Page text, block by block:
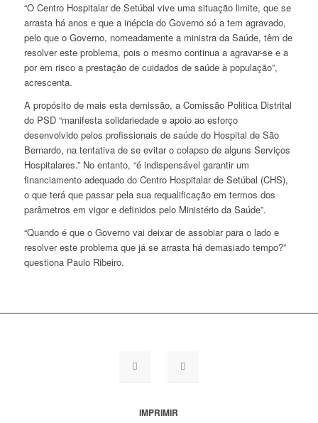
“O Centro Hospitalar de Setúbal vive uma situação limite, que se
arrasta há anos e que a inépcia do Governo só a tem agravado,
pelo que o Governo, nomeadamente a ministra da Saúde, têm de
resolver este problema, pois o mesmo continua a agravar-se e a
por em risco a prestação de cuidados de saúde à população”,
acrescenta.
A propósito de mais esta demissão, a Comissão Politica Distrital
do PSD “manifesta solidariedade e apoio ao esforço
desenvolvido pelos profissionais de saúde do Hospital de São
Bernardo, na tentativa de se evitar o colapso de alguns Serviços
Hospitalares.” No entanto, “é indispensável garantir um
financiamento adequado do Centro Hospitalar de Setúbal (CHS),
o que terá que passar pela sua requalificação em termos dos
parâmetros em vigor e definidos pelo Ministério da Saúde”.
“Quando é que o Governo vai deixar de assobiar para o lado e
resolver este problema que já se arrasta há demasiado tempo?”
questiona Paulo Ribeiro.
IMPRIMIR